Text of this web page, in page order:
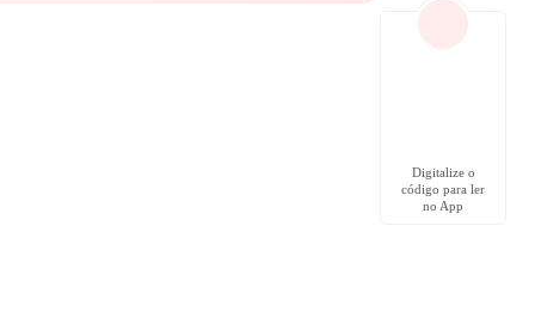
Digitalize o
código para ler
no App